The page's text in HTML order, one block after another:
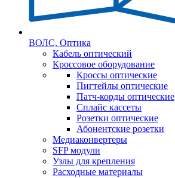
ВОЛС, Оптика
Кабель оптический
Кроссовое оборудование
Кроссы оптические
Пигтейлы оптические
Патч-корды оптические
Сплайс кассеты
Розетки оптические
Абонентские розетки
Медиаконвертеры
SFP модули
Узлы для крепления
Расходные материалы